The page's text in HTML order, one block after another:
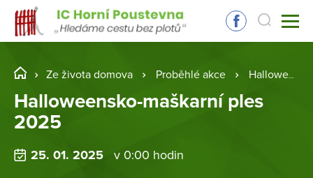
Ze života domova Proběhlé akce Halloweensko-maškarní ples 2025
Halloweensko-maškarní ples
2025
25. 01. 2025 v 0:00 hodin